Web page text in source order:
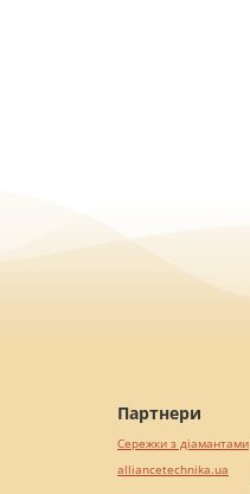
Партнери
Сережки з діамантами
alliancetechnika.ua